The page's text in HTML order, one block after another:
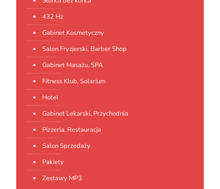
432 Hz
Gabinet Kosmetyczny
Salon Fryzjerski, Barber Shop
Gabinet Masażu, SPA
Fitness Klub, Solarium
Hotel
Gabinet Lekarski, Przychodnia
Pizzeria, Restauracja
Salon Sprzedaży
Pakiety
Zestawy MP3